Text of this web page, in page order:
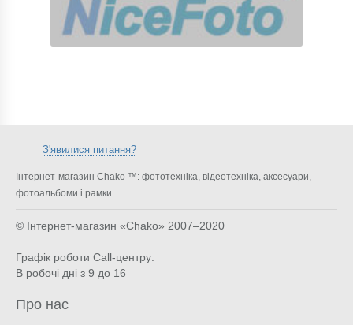
З'явилися питання?
Інтернет-магазин Chako ™: фототехніка, відеотехніка, аксесуари,
фотоальбоми і рамки.
© Інтернет-магазин «Chako» 2007–2020
Графік роботи Call-центру:
В робочі дні з 9 до 16
Про нас